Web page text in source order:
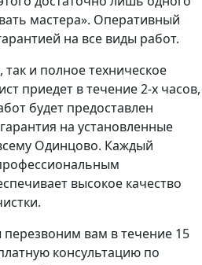
мастера». Оперативный
на все виды работ.
и полное техническое
приедет в течение 2-х часов,
будет предоставлен
на установленные
Одинцово. Каждый
высокое качество
перезвоним вам в течение 15
консультацию по